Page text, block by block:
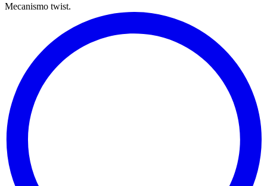
Mecanismo twist.